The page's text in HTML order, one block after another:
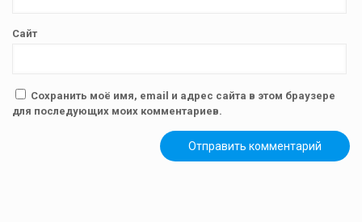
Сайт
Сохранить моё имя, email и адрес сайта в этом браузере
для последующих моих комментариев.